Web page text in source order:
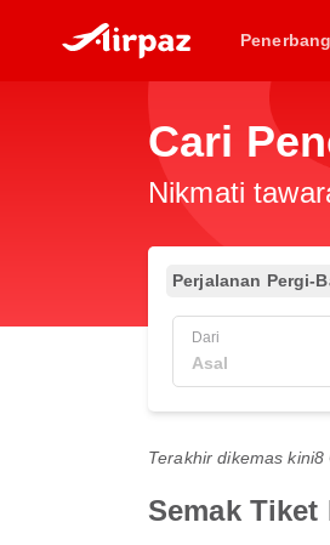
Cari
Nikmati
Perjalanan Pergi-
Dari
Terakhir dikemas kini8
Semak